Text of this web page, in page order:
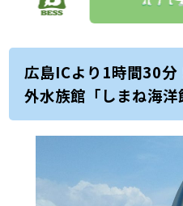
広島ICより1時間30分
外水族館「しまね海洋